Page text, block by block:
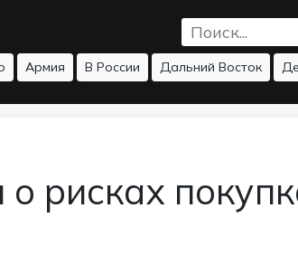
Армия В России Дальний Восток
рисках